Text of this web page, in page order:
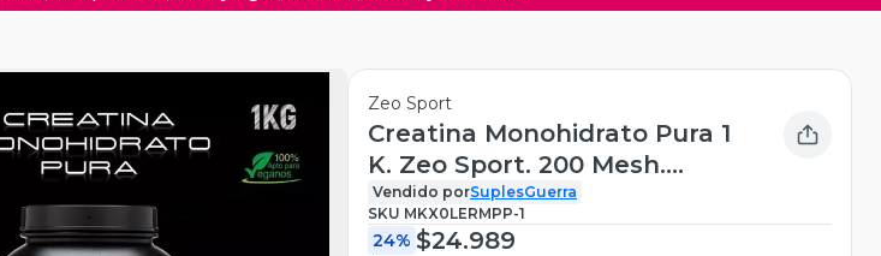
Zeo Sport
Creatina Monohidrato Pura 1
K. Zeo Sport. 200 Mesh.
Premium Sabor Sin Sabor
Vendido porSuplesGuerra
SKU MKX0LERMPP-1
24% $24.989